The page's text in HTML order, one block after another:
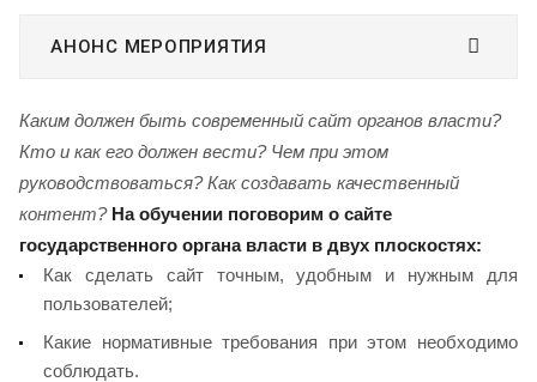
АНОНС МЕРОПРИЯТИЯ
Каким должен быть современный сайт органов власти?
Кто и как его должен вести? Чем при этом
руководствоваться? Как создавать качественный
контент? На обучении поговорим о сайте
государственного органа власти в двух плоскостях:
Как сделать сайт точным, удобным и нужным для
пользователей;
Какие нормативные требования при этом необходимо
соблюдать.